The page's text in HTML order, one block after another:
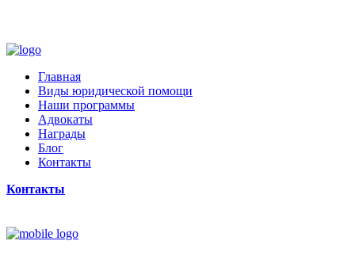
Главная
Виды юридической помощи
Наши программы
Адвокаты
Награды
Блог
Контакты
Контакты